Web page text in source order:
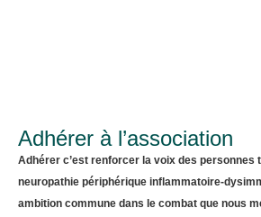
Adhérer à l’association
Adhérer c’est renforcer la voix des personnes
neuropathie périphérique inflammatoire-
ambition commune dans le combat que nous